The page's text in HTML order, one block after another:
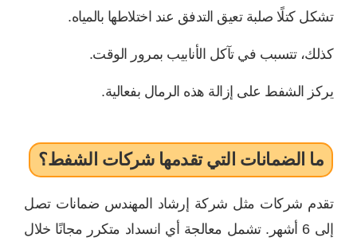
تشكل كتلًا صلبة تعيق التدفق عند اختلاطها بالمياه.
كذلك، تتسبب في تآكل الأنابيب بمرور الوقت.
يركز الشفط على إزالة هذه الرمال بفعالية.
ما الضمانات التي تقدمها شركات الشفط؟
تقدم شركات مثل شركة إرشاد المهندس ضمانات تصل
إلى 6 أشهر. تشمل معالجة أي انسداد متكرر مجانًا خلال